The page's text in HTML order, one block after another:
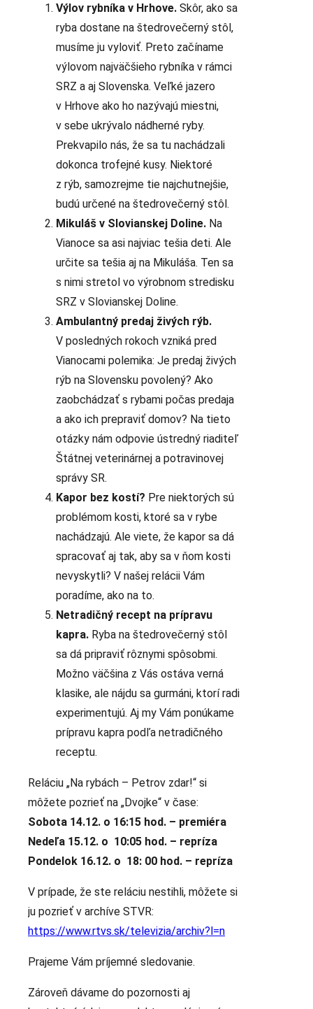
Výlov rybníka v Hrhove. Skôr, ako sa
ryba dostane na štedrovečerný stôl,
musíme ju vyloviť. Preto začíname
výlovom najväčšieho rybníka v rámci
SRZ a aj Slovenska. Veľké jazero
v Hrhove ako ho nazývajú miestni,
v sebe ukrývalo nádherné ryby.
Prekvapilo nás, že sa tu nachádzali
dokonca trofejné kusy. Niektoré
z rýb, samozrejme tie najchutnejšie,
budú určené na štedrovečerný stôl.
Mikuláš v Slovianskej Doline. Na
Vianoce sa asi najviac tešia deti. Ale
určite sa tešia aj na Mikuláša. Ten sa
s nimi stretol vo výrobnom stredisku
SRZ v Slovianskej Doline.
Ambulantný predaj živých rýb.
V posledných rokoch vzniká pred
Vianocami polemika: Je predaj živých
rýb na Slovensku povolený? Ako
zaobchádzať s rybami počas predaja
a ako ich prepraviť domov? Na tieto
otázky nám odpovie ústredný riaditeľ
Štátnej veterinárnej a potravinovej
správy SR.
Kapor bez kostí? Pre niektorých sú
problémom kosti, ktoré sa v rybe
nachádzajú. Ale viete, že kapor sa dá
spracovať aj tak, aby sa v ňom kosti
nevyskytli? V našej relácii Vám
poradíme, ako na to.
Netradičný recept na prípravu
kapra. Ryba na štedrovečerný stôl
sa dá pripraviť rôznymi spôsobmi.
Možno väčšina z Vás ostáva verná
klasike, ale nájdu sa gurmáni, ktorí radi
experimentujú. Aj my Vám ponúkame
prípravu kapra podľa netradičného
receptu.
Reláciu „Na rybách – Petrov zdar!“ si
môžete pozrieť na „Dvojke“ v čase:
Sobota 14.12. o 16:15 hod. – premiéra
Nedeľa 15.12. o 10:05 hod. – repríza
Pondelok 16.12. o 18: 00 hod. – repríza
V prípade, že ste reláciu nestihli, môžete si
ju pozrieť v archíve STVR:
https://www.rtvs.sk/televizia/archiv?l=n
Prajeme Vám príjemné sledovanie.
Zároveň dávame do pozornosti aj